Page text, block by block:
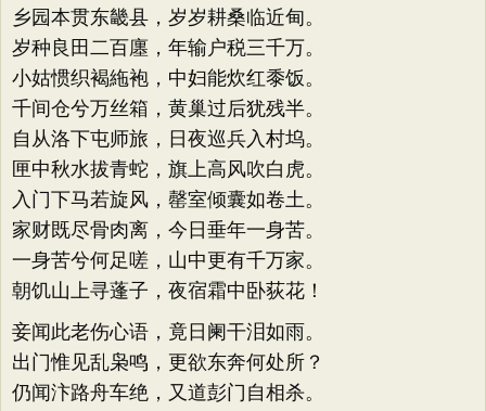
乡园本贯东畿县，岁岁耕桑临近甸。
岁种良田二百廛，年输户税三千万。
小姑惯织褐絁袍，中妇能炊红黍饭。
千间仓兮万丝箱，黄巢过后犹残半。
自从洛下屯师旅，日夜巡兵入村坞。
匣中秋水拔青蛇，旗上高风吹白虎。
入门下马若旋风，罄室倾囊如卷土。
家财既尽骨肉离，今日垂年一身苦。
一身苦兮何足嗟，山中更有千万家。
朝饥山上寻蓬子，夜宿霜中卧荻花！
妾闻此老伤心语，竟日阑干泪如雨。
出门惟见乱枭鸣，更欲东奔何处所？
仍闻汴路舟车绝，又道彭门自相杀。